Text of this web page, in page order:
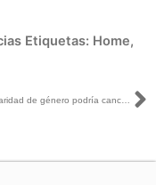
Etiquetas: Home,
Violar la paridad de género podría cancelar registro de partido político: Consejera Adriana Favela